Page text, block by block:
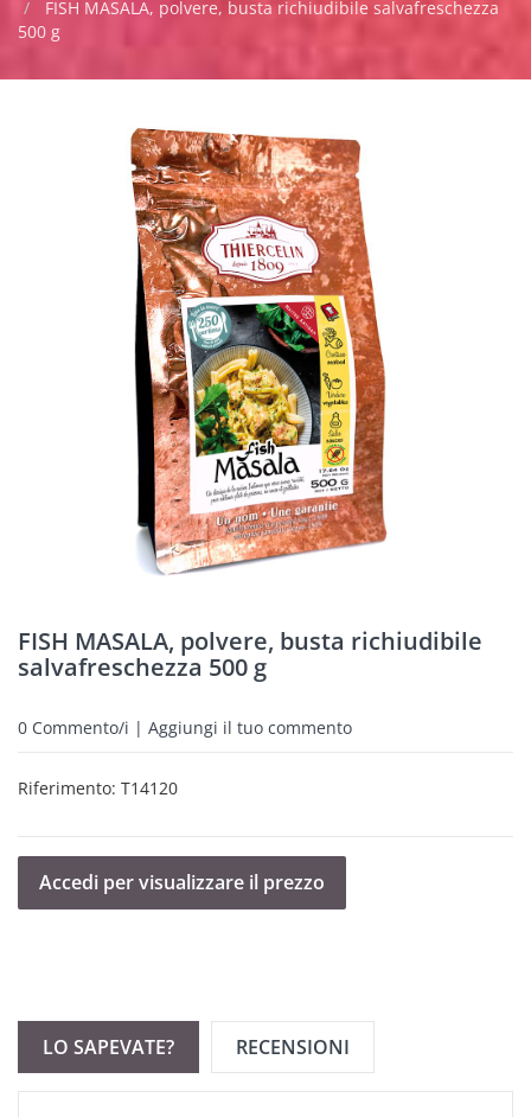
FISH MASALA, polvere, busta richiudibile salvafreschezza
500 g
FISH MASALA, polvere, busta richiudibile
salvafreschezza 500 g
0 Commento/i | Aggiungi il tuo commento
Riferimento: T14120
Accedi per visualizzare il prezzo
LO SAPEVATE? RECENSIONI